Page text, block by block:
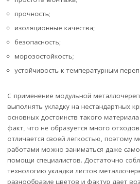
прочность;
изоляционные качества;
безопасность;
морозостойкость;
устойчивость к температурным
С применение модульной
выполнять укладку на нестандартных
основных достоинств такого
факт, что не образуется много
отличается своей легкостью, поэтому
работами можно заниматься даже
помощи специалистов. Достаточно
технологию укладки листов
разнообразие цветов и фактур дает